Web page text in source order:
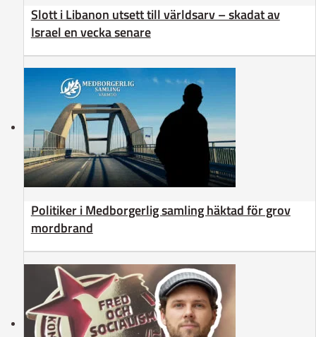
Slott i Libanon utsett till världsarv – skadat av
Israel en vecka senare
Politiker i Medborgerlig samling häktad för grov
mordbrand